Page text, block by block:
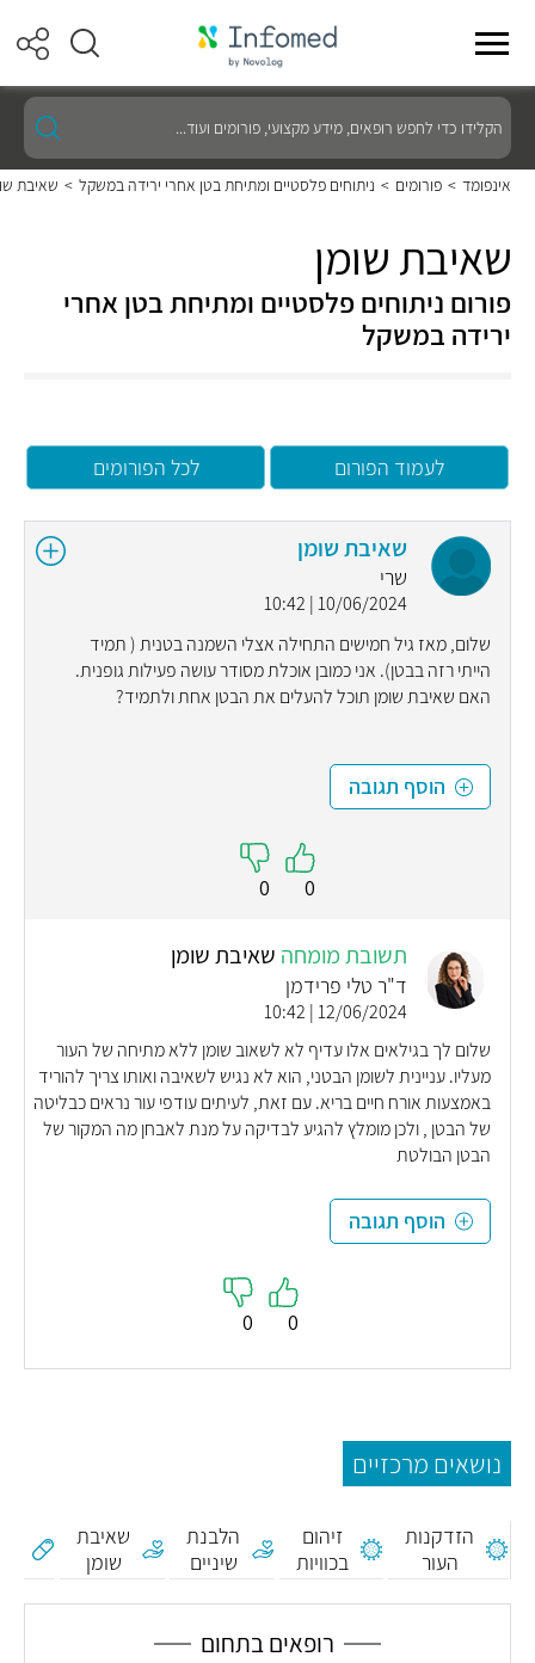
הקלידו
כדי
לחפש
רופאים,
מידע
ועוד...
אינפומד > פורומים > ניתוחים פלסטיים ומתיחת בטן אחרי ירידה במשקל > שאיבת
שאיבת שומן
פורום ניתוחים פלסטיים ומתיחת בטן אחרי
ירידה במשקל
לעמוד הפורום לכל הפורומים
שאיבת שומן
שרי
10/06/2024 | 10:42
שלום, מאז גיל חמישים התחילה אצלי השמנה בטנית ( תמיד
הייתי רזה בבטן). אני כמובן אוכלת מסודר עושה פעילות גופנית.
האם שאיבת שומן תוכל להעלים את הבטן אחת ולתמיד?
הוסף תגובה
0
0
תשובת מומחה שאיבת שומן
ד"ר טלי פרידמן
12/06/2024 | 10:42
שלום לך בגילאים אלו עדיף לא לשאוב שומן ללא מתיחה של העור
מעליו. עניינית לשומן הבטני, הוא לא נגיש לשאיבה ואותו צריך להוריד
באמצעות אורח חיים בריא. עם זאת, לעיתים עודפי עור נראים כבליטה
של הבטן , ולכן מומלץ להגיע לבדיקה על מנת לאבחן מה המקור של
הבטן הבולטת
הוסף תגובה
0
0
נושאים מרכזיים
הזדקנות
העור
זיהום
בכוויות
הלבנת
שיניים
שאיבת
שומן
רופאים בתחום